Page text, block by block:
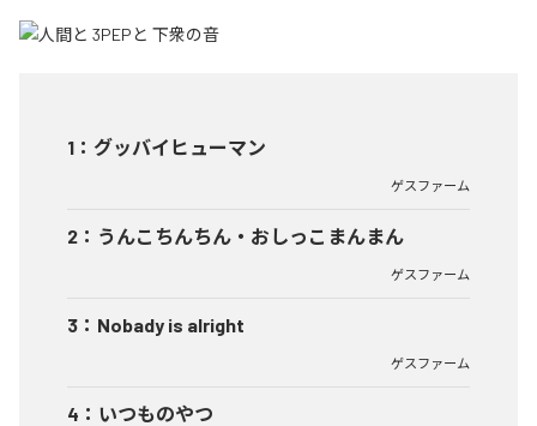
1 ： グッバイヒューマン
ゲスファーム
2 ： うんこちんちん・おしっこまんまん
ゲスファーム
3 ： Nobady is alright
ゲスファーム
4 ： いつものやつ